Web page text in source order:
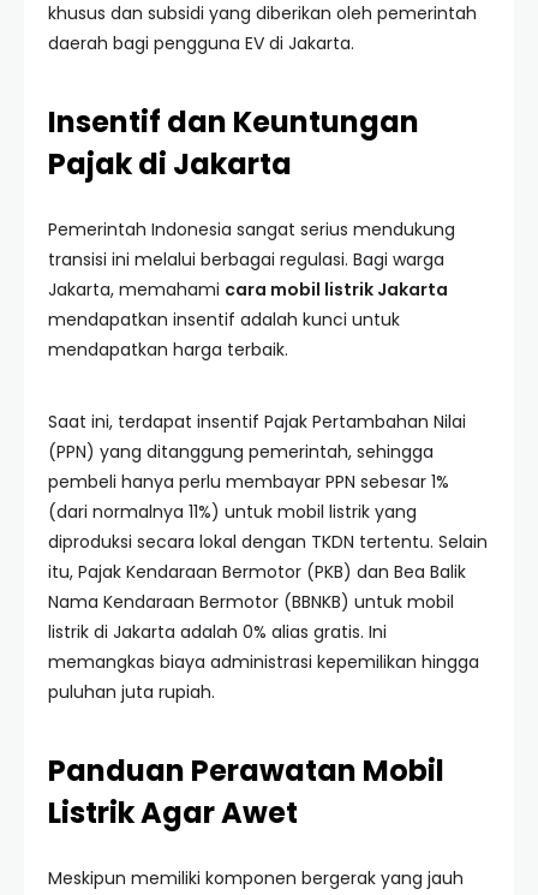
khusus dan subsidi yang diberikan oleh pemerintah
daerah bagi pengguna EV di Jakarta.
Insentif dan Keuntungan
Pajak di Jakarta
Pemerintah Indonesia sangat serius mendukung
transisi ini melalui berbagai regulasi. Bagi warga
Jakarta, memahami cara mobil listrik Jakarta
mendapatkan insentif adalah kunci untuk
mendapatkan harga terbaik.
Saat ini, terdapat insentif Pajak Pertambahan Nilai
(PPN) yang ditanggung pemerintah, sehingga
pembeli hanya perlu membayar PPN sebesar 1%
(dari normalnya 11%) untuk mobil listrik yang
diproduksi secara lokal dengan TKDN tertentu. Selain
itu, Pajak Kendaraan Bermotor (PKB) dan Bea Balik
Nama Kendaraan Bermotor (BBNKB) untuk mobil
listrik di Jakarta adalah 0% alias gratis. Ini
memangkas biaya administrasi kepemilikan hingga
puluhan juta rupiah.
Panduan Perawatan Mobil
Listrik Agar Awet
Meskipun memiliki komponen bergerak yang jauh